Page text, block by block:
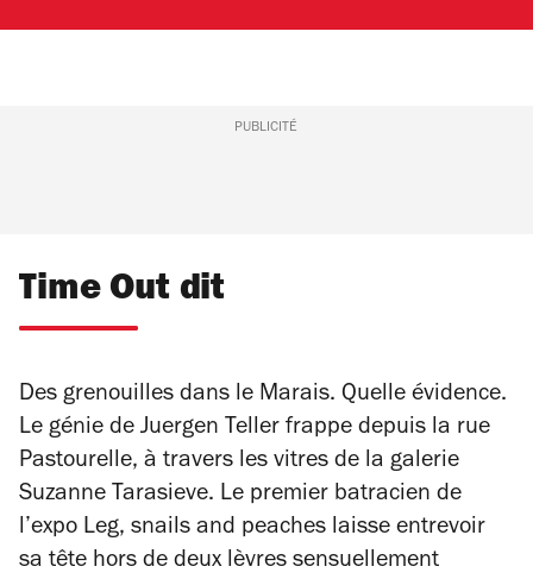
PUBLICITÉ
Time Out dit
Des grenouilles dans le Marais. Quelle évidence.
Le génie de Juergen Teller frappe depuis la rue
Pastourelle, à travers les vitres de la galerie
Suzanne Tarasieve. Le premier batracien de
l’expo Leg, snails and peaches laisse entrevoir
sa tête hors de deux lèvres sensuellement